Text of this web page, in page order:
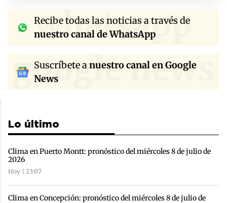
whatsapp
Recibe todas las noticias a través de
nuestro canal de WhatsApp
google news
Suscríbete anuestro canal en Google
News
Lo último
Clima en Puerto Montt: pronóstico del miércoles 8 de julio de
2026
Hoy | 23:07
Clima en Concepción: pronóstico del miércoles 8 de julio de